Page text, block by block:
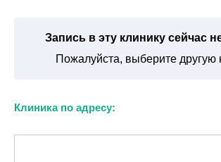
Запись в эту клинику сейчас
Пожалуйста, выберите другую
Клиника по адресу: